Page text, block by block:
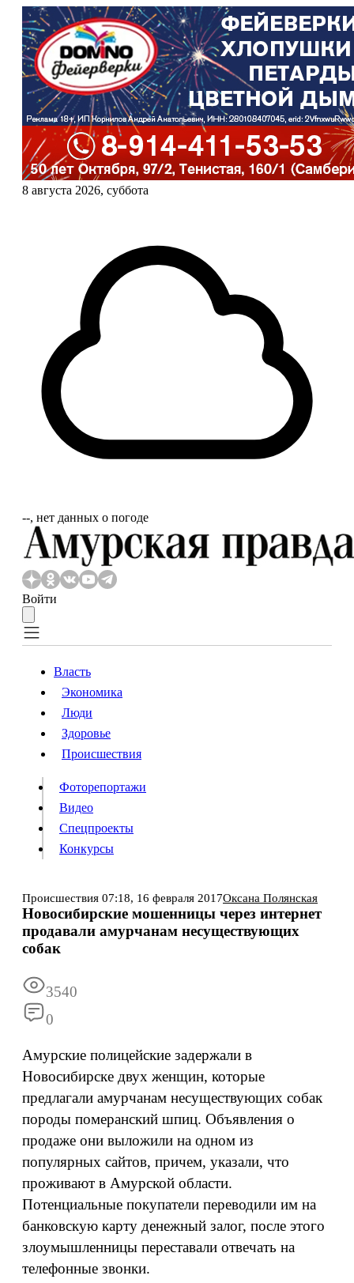
8 августа 2026, суббота
‐‐, нет данных о погоде
Войти
Власть
Происшествия
Видео
Конкурсы
Информация Подписка Все новостиАрхив
Власть
Экономика
Люди
Здоровье
Происшествия
Фоторепортажи
Видео
Спецпроекты
Конкурсы
Происшествия 07:18, 16 февраля 2017Оксана Полянская
Новосибирские мошенницы через интернет
продавали амурчанам несуществующих
собак
3540
0
Амурские полицейские задержали в
Новосибирске двух женщин, которые
предлагали амурчанам несуществующих собак
породы померанский шпиц. Объявления о
продаже они выложили на одном из
популярных сайтов, причем, указали, что
проживают в Амурской области.
Потенциальные покупатели переводили им на
банковскую карту денежный залог, после этого
злоумышленницы переставали отвечать на
телефонные звонки.